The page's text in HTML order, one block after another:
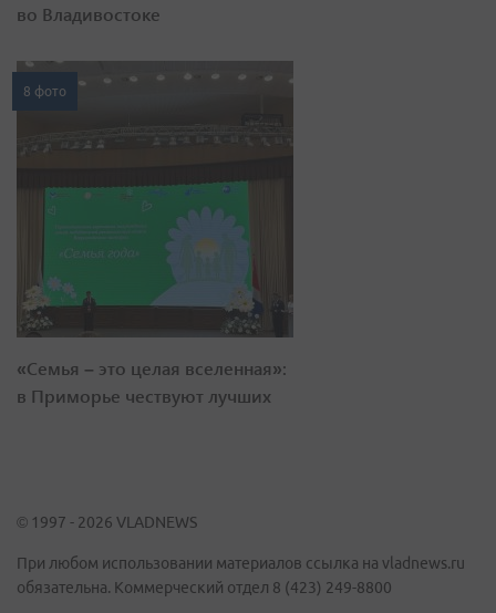
во Владивостоке
8 фото
«Семья – это целая вселенная»:
в Приморье чествуют лучших
© 1997 - 2026 VLADNEWS
При любом использовании материалов ссылка на vladnews.ru
обязательна. Коммерческий отдел 8 (423) 249-8800